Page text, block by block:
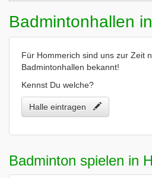
Badmintonhallen
Für Hommerich sind uns zur Zeit
Badmintonhallen bekannt!
Kennst Du welche?
Halle eintragen
Badminton spielen in